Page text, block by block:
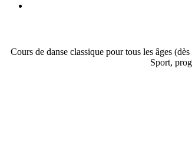
Cours de danse classique pour tous les âges
Sport,